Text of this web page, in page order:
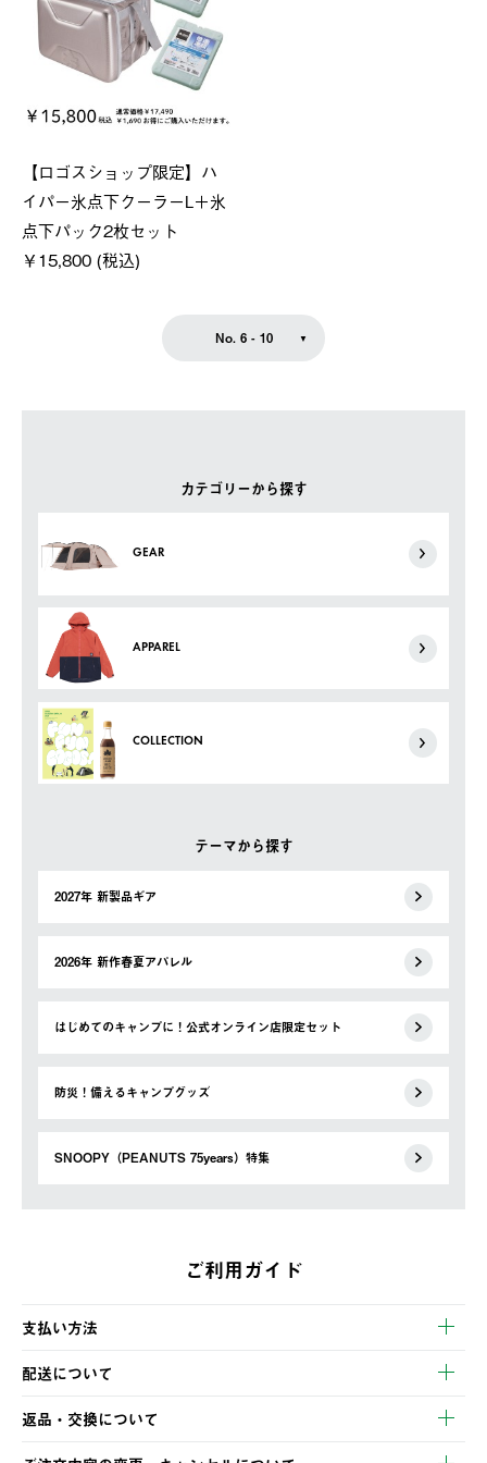
カテゴリーから探す
GEAR
APPAREL
COLLECTION
テーマから探す
2027年 新製品ギア
2026年 新作春夏アパレル
はじめてのキャンプに！公式オンライン店限定セット
防災！備えるキャンプグッズ
SNOOPY（PEANUTS 75years）特集
【ロゴスショップ限定】ハ
イパー氷点下クーラーL＋氷
点下パック2枚セット
￥15,800 (税込)
No. 6 - 10
ご利用ガイド
支払い方法
以下のいずれかの方法でお支払いいただけます。
・クレジットカード決済
・コンビニ決済
・Pay-easy決済
配送について
【発送スケジュール】
ご注文・ご入金完了より2営業日以内に商品を発送いたします。
土日祝の発送はございませんので、木曜日以降のご注文は週明け
返品・交換について
※お客様都合の場合